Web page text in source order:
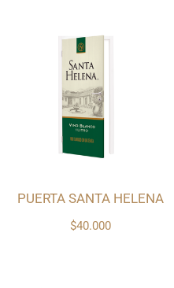
$40.000
PUERTA SANTA HELENA